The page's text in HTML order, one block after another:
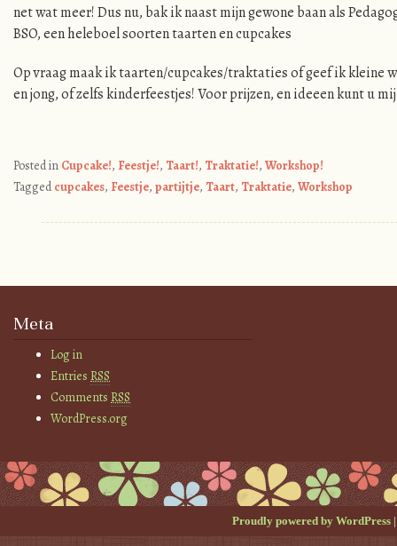
net wat meer! Dus nu, bak ik naast mijn gewone baan als
BSO, een heleboel soorten taarten en cupcakes
Op vraag maak ik taarten/cupcakes/traktaties of geef ik kleine
en jong, of zelfs kinderfeestjes! Voor prijzen, en ideeen kunt u
Posted in Cupcake!, Feestje!, Taart!, Traktatie!, Workshop!
Taggedcupcakes, Feestje, partijtje, Taart, Traktatie, Workshop
Meta
Log in
Entries RSS
Comments RSS
WordPress.org
Proudly powered by WordPress